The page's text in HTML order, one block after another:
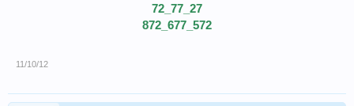
72_77_27
872_677_572
11/10/12